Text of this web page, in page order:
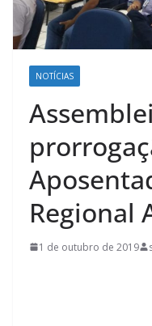
NOTÍCIAS
Regional
1 de outubro de 2019